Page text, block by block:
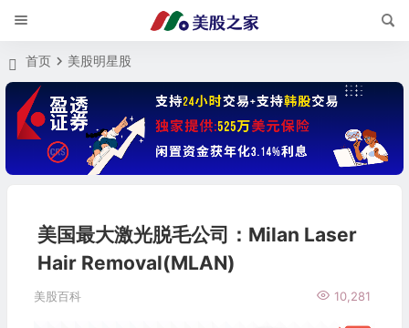
首页 美股明星股
美国最大激光脱毛公司：Milan Laser
Hair Removal(MLAN)
美股百科 10,281